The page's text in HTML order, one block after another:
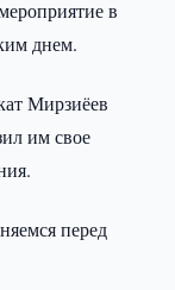
в
днем.
Мирзиёев
им свое
перед